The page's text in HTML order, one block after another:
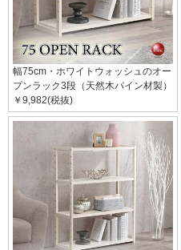
幅75cm・ホワイトウォッシュのオー
プンラック3段（天然木パイン材製）
￥9,982(税抜)